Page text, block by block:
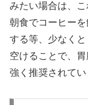
みたい場合は、こ
朝食でコーヒー
する等、少なく
空けることで、
強く推奨されてい